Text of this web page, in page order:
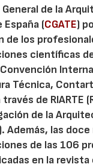
General de la
España (CGATE)
de los
científicas
Técnica,
de RIARTE
de la
Además, las
de las 106
en la